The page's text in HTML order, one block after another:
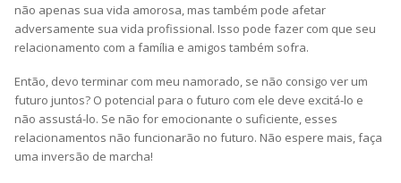
não apenas sua vida amorosa, mas também pode afetar
adversamente sua vida profissional. Isso pode fazer com que seu
relacionamento com a família e amigos também sofra.
Então, devo terminar com meu namorado, se não consigo ver um
futuro juntos? O potencial para o futuro com ele deve excitá-lo e
não assustá-lo. Se não for emocionante o suficiente, esses
relacionamentos não funcionarão no futuro. Não espere mais, faça
uma inversão de marcha!